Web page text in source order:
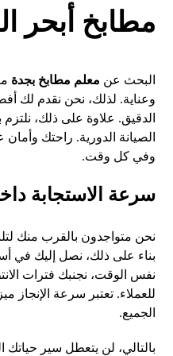
مطابخ أبحر
البحث عن معلم مطابخ بجدة
وعناية. لذلك، نحن نقدم لك
الدقيق. علاوة على ذلك، نلتزم
الصيانة الدورية. راحتك وأمان
وفي كل وقت.
سرعة الاستجابة
نحن متواجدون بالقرب منك
بناء على ذلك، نصل إليك في
نفس الوقت، نجنبك فترات
للعملاء. تعتبر سرعة الإنجاز
الجميع.
بالتالي، لن يتعطل سير